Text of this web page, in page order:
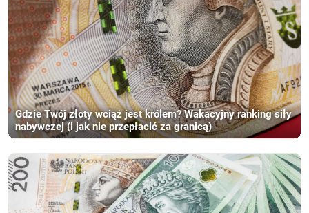
Gdzie Twój złoty wciąż jest królem? Wakacyjny ranking siły
nabywczej (i jak nie przepłacić za granicą)